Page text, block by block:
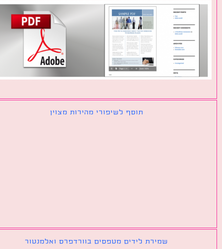
תוסף לשיפורי מהירות מצוין
שמירת לידים מטפסים בוורדפרס ואלמנטור